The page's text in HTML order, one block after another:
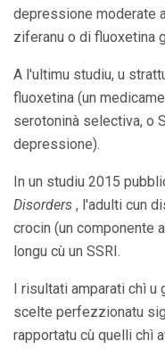
depressione moderate
ziferanu o di fluoxetina
A l'ultimu studiu, u
fluoxetina (un
serotoninà selectiva, o
depressione).
In un studiu 2015
Disorders , l'adulti cun
crocin (un componente
longu cù un SSRI.
I risultati amparati chì u
scelte perfezzionatu
rapportatu cù quelli chì